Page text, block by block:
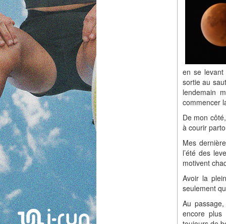
en se levant
sortie au
lendemain
commencer
De mon
à courir
Mes
l’été des
motivent
Avoir la
seulement
Au
encore